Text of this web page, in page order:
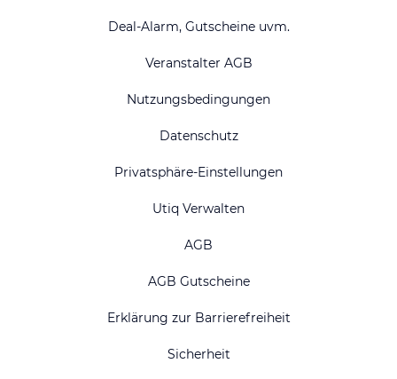
Deal-Alarm, Gutscheine uvm.
Veranstalter AGB
Nutzungsbedingungen
Datenschutz
Privatsphäre-Einstellungen
Utiq Verwalten
AGB
AGB Gutscheine
Erklärung zur Barrierefreiheit
Sicherheit